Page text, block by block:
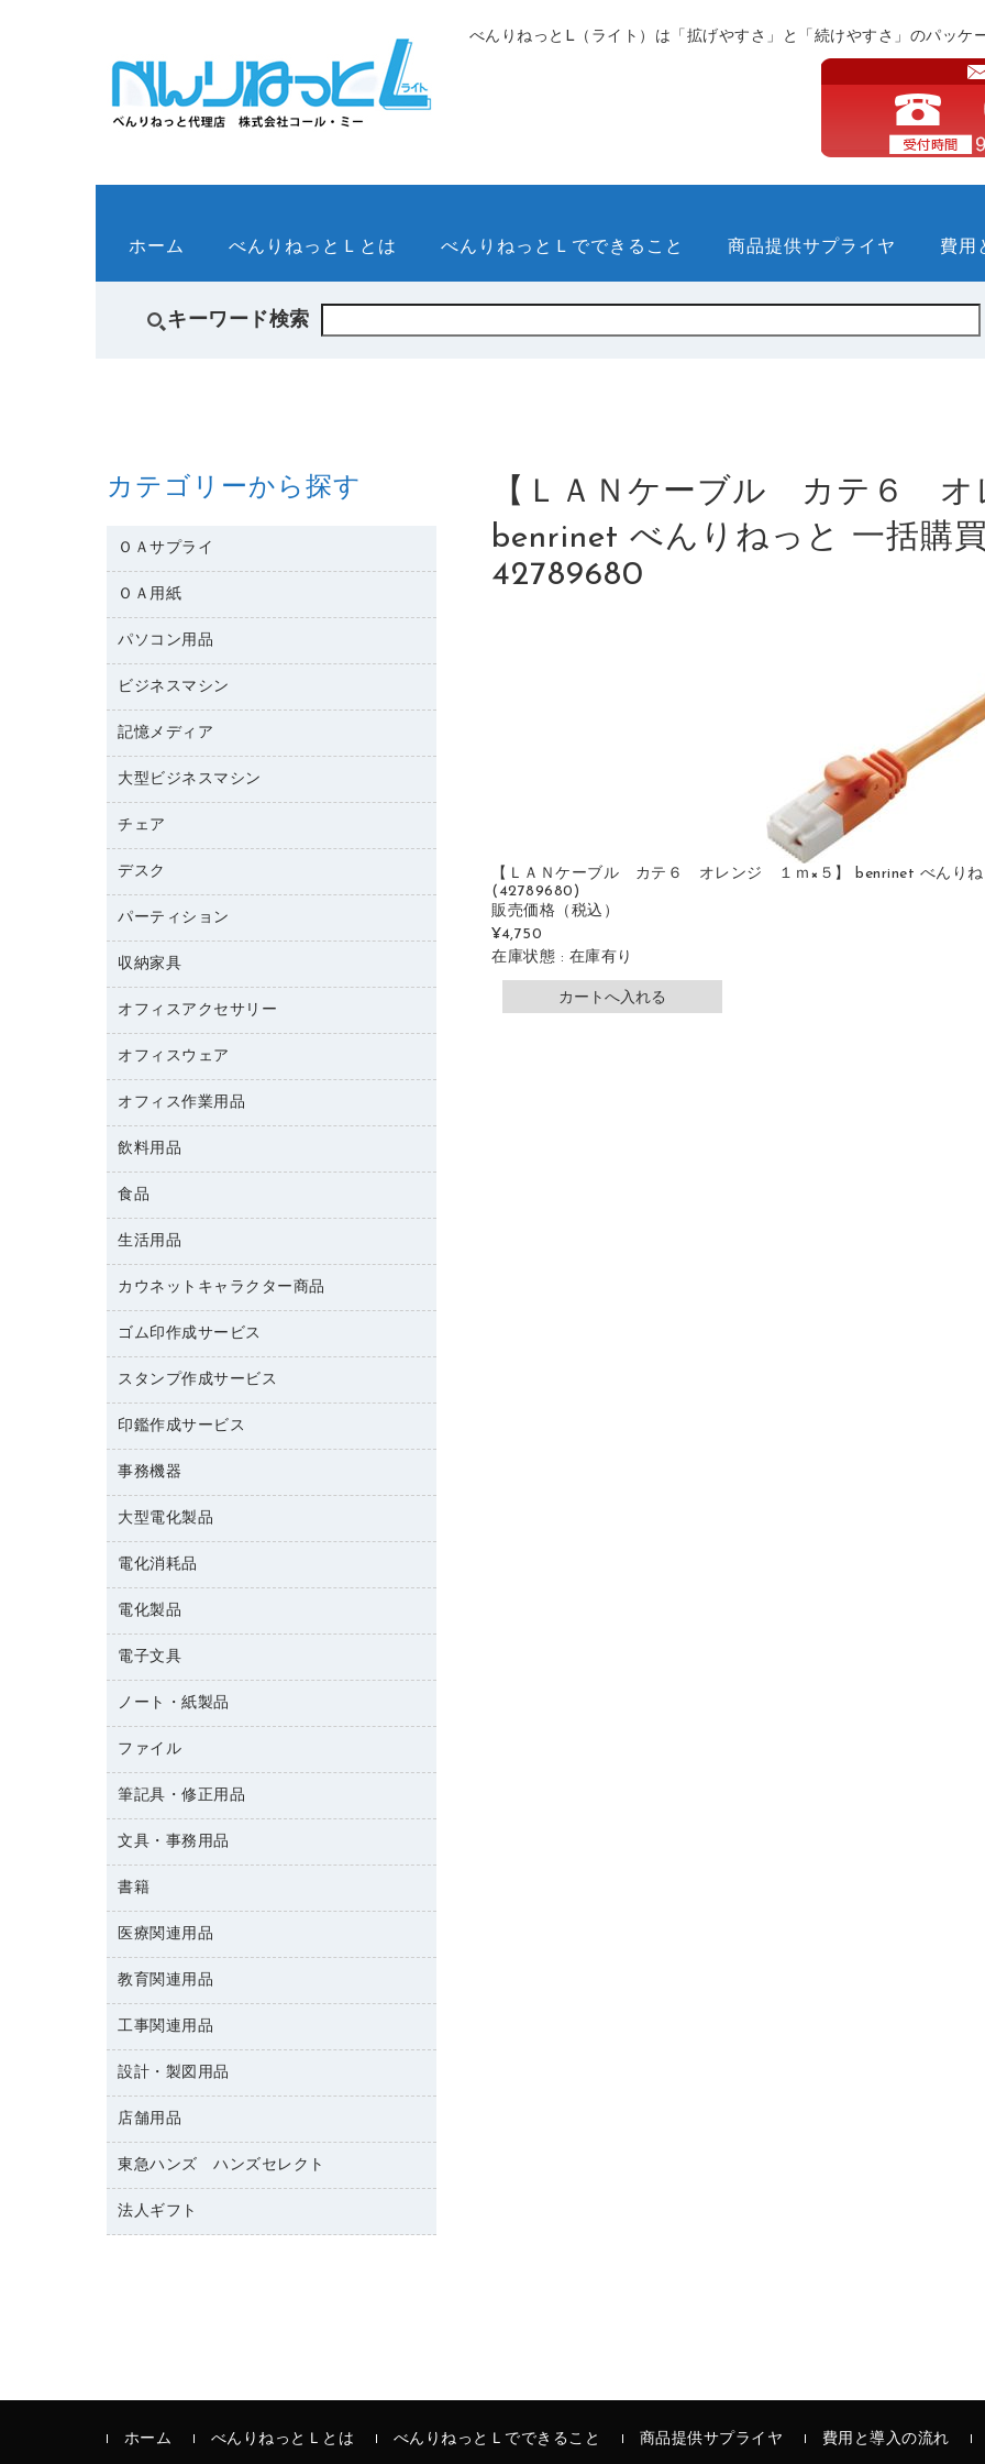
べんりねっとL（ライト）は「拡げやすさ」と「続けやすさ」のパッケ
ホーム べんりねっとＬとは べんりねっとＬでできること 商品提供サプライヤ 費用
キーワード検索
【ＬＡＮケーブル カテ６
benrinet べんりねっと 一括購
42789680
【ＬＡＮケーブル カテ６ オレンジ １ｍ×５】 benrinet べんり
(42789680)
販売価格 （税込）
¥4,750
在庫状態 : 在庫有り
カテゴリーから探す
ＯＡサプライ
互換インクカートリッジ
リサイクルトナー（リターン方式）
リサイクルトナー（プール方式）
リサイクルインクカートリッジ
ファクシミリトナー
トナーカートリッジ
コピートナー
ＯＡ用紙
名刺用紙
ワープロ用紙
ラベル用紙
プロッター用紙
ハガキ用紙
その他コピー用紙・プリンタ用紙
コピー用紙
パソコン用品
パソコン周辺機器
マウスパッド
マウス
パソコンバッグ／収納用品
ネットワーク／ＬＡＮ機器
ネットワーク／ＬＡＮアクセサリー
セキュリティ用品
ＵＳＢハブ／ＵＳＢアクセサリー
ＯＡフィルター
ＯＡクリーナー／エアダスター
ＬＡＮケーブル
ＨＤＤ／ＳＳＤ
ディスプレイモニター
ビジネスマシン
電話機
レーザープリンタ／複合機
メモリーカード
プロジェクタ
ファクシミリ
デジタルカメラ
スキャナー
コピー機
記憶メディア
ブルーレイディスク
ＣＤ－ＲＷ
ＣＤ－Ｒ
メディア収納用品
大型ビジネスマシン
プリンタ
チェア
応接イス・ベンチ
オフィスチェア
デスク
ミーティングテーブル
デスク
カウンター
パーティション
ホワイトボード・黒板
収納家具
保管庫・書庫
ロッカー・下駄箱
その他収納
オフィスアクセサリー
オフィスアクセサリー
オフィスウェア
医療・介護・ワーキングウェア
ブラウス・シャツ
アウター
オフィス作業用品
養生用品
防災用備蓄食品・飲料
台車・脚立
倉庫収納用品
作業用雑貨
梱包用品
梱包用テープ
園芸用品
ペット用品
飲料用品
緑茶飲料
茶葉・インスタント
紅茶・バラエティ飲料
レギュラーコーヒー
ミルク・シュガー
ソフトドリンク
コーヒーメーカー・備品
インスタントコーヒー
食品
食品
生活用品
浴室用品
台所用洗剤
掃除用品
掃除用洗剤
洗濯用品
消臭・芳香剤
殺虫剤
飲食用消耗品
ハンドソープ・石鹸
トイレ用品
トイレ用洗剤
ティッシュペーパー
ダストボックス
タオル・アメニティ用品
スリッパ・サンダル・シューズ
スポーツ・レジャー用品
ゴミ袋
キッチン用品
カウネットキャラクター商品
カウネットキャラクター商品
ゴム印作成サービス
ゴム印作成サービス
ゴム印（一行印）作成サービス
ゴム印（フリーサイズ印）作成サービス
スタンプ作成サービス
シヤチハタスタンプ作成サービス
カウネットスタンプ作成サービス
印鑑作成サービス
印鑑作成サービス
事務機器
大型シュレッダー（共配）
レーザーポインター
ラミネートフィルム
ラミネータ
タイムレコーダー
シュレッダ
ＯＨＰ用品
大型電化製品
冷蔵庫・キッチン・調理家電
テレビ・ＡＶ機器
電化消耗品
電球・蛍光灯
乾電池・充電池
フィルム・カメラ用品
デスクライト
アルバム
懐中電灯・ライト
電化製品
掃除機・クリーナー
空調・季節家電
その他電化製品
キッチン・調理家電
ＯＡタップ／延長コード
電子文具
電卓
ラベルテープ
その他電子文具
ノート・紙製品
封筒
伝票
典礼用品
帳簿
額縁
各種用紙
ルーズリーフ
ファイル
名刺整理用品
板目表紙・綴込表紙
背幅が伸びるファイル
統一伝票用ファイル
収納保存用品
レターファイル
リングファイル
プレゼン用ファイル
ファイルボックス
パイプ式ファイル
その他ファイル
カードケース
筆記具・修正用品
万年筆
消しゴム
修正液・修正ペン
修正テープ
鉛筆
マーキングペン（油性）
マーキングペン（水性）
ボールペン（油性）
文具・事務用品
輪ゴム
両面テープ
名札
保管・整理用品
壁面／足元収納
備品／小物ケース
透明テープ 事務用
電話台
液体のり
印章用品
書籍
雑誌
パソコンソフト
医療関連用品
保健用品
使い捨て手袋
感染症対策用品
介護用品
医療関連用品
教育関連用品
教育関連用品
工事関連用品
工事関連用品
設計・製図用品
設計・製図用品
店舗用品
店舗運営用品
陳列什器
紙手提げ袋
ＰＯＰ用品
東急ハンズ ハンズセレクト
東急ハンズ
法人ギフト
ホーム べんりねっとＬとは べんりねっとＬでできること 商品提供サプライヤ 費用と導入の流れ